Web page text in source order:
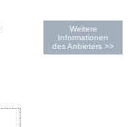
Weitere
Informationen
des Anbieters >>